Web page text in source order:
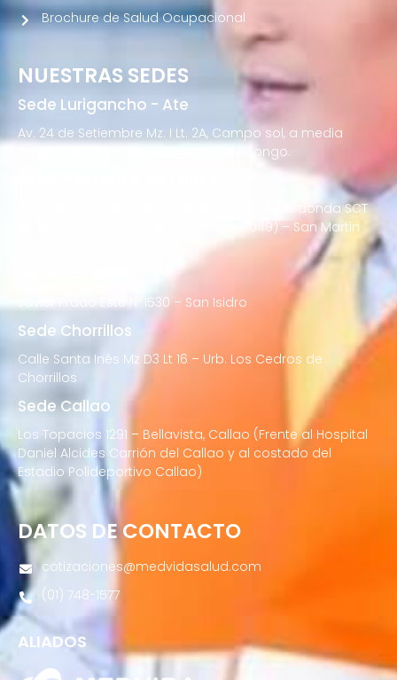
NUESTRAS SEDES
Sede Lurigancho - Ate
Av. 24 de Setiembre Mz. I Lt. 2A, Campo sol, a media
cuadra del Paradero Cabana, Carapongo.
Av. Francisco Bolognesi Nro. 101 Urb. Mesa Redonda SCT
02 (Esquina con Av. Gerardo Unger 7049) – San Martin
Javier Prado Este N°1530 – San Isidro
Sede Chorrillos
Calle Santa Inés Mz D3 Lt 16 – Urb. Los Cedros de
Chorrillos
Sede Callao
Los Topacios 1291 – Bellavista, Callao (Frente al Hospital
Daniel Alcides Carrión del Callao y al costado del
Estadio Polideportivo Callao)
Brochure de Salud Ocupacional
DATOS DE CONTACTO
cotizaciones@medvidasalud.com
(01) 748-1577
ALIADOS